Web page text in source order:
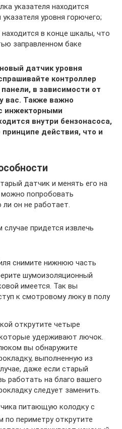
указателя находится
уровня горючего;
в конце шкалы, что
заправленном баке
датчик уровня
контроллер
в зависимости от
вас. Также важно
инжекторными
внутри бензонасоса,
действия, что и
датчик и менять его на
можно попробовать
ли он не работает.
придется извлечь
снимите нижнюю часть
шумоизоляционный
имеется. Так вы
к смотровому люку в полу
открутите четыре
удерживают лючок.
вы обнаружите
выполненную из
даже если старый
работать на благо вашего
следует заменить.
питающую колодку с
по периметру открутите